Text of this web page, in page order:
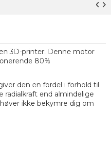
3D-printer. Denne motor
80%
den en fordel i forhold til
end almindelige
ikke bekymre dig om